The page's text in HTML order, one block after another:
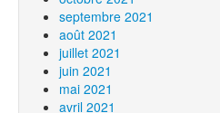
septembre 2021
août 2021
juillet 2021
juin 2021
mai 2021
avril 2021